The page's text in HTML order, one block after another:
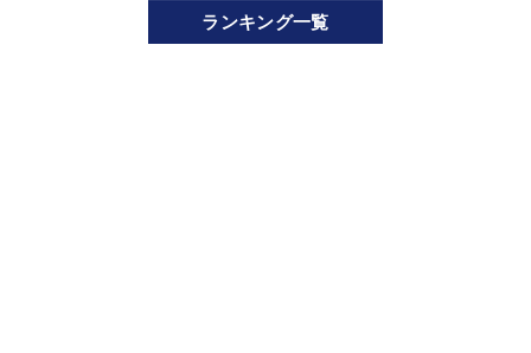
ランキング一覧